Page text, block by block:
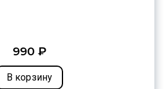
990 ₽
В корзину